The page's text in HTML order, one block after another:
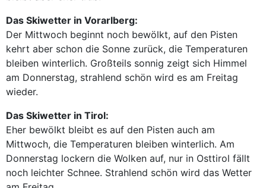
Das Skiwetter in Vorarlberg:
Der Mittwoch beginnt noch bewölkt, auf den Pisten
kehrt aber schon die Sonne zurück, die Temperaturen
bleiben winterlich. Großteils sonnig zeigt sich Himmel
am Donnerstag, strahlend schön wird es am Freitag
wieder.
Das Skiwetter in Tirol:
Eher bewölkt bleibt es auf den Pisten auch am
Mittwoch, die Temperaturen bleiben winterlich. Am
Donnerstag lockern die Wolken auf, nur in Osttirol fällt
noch leichter Schnee. Strahlend schön wird das Wetter